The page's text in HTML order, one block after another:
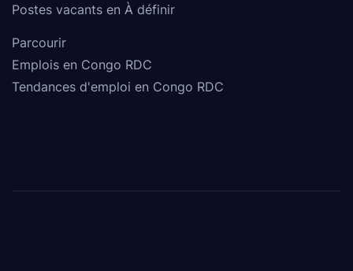
Postes vacants en À définir
Parcourir
Emplois en Congo RDC
Tendances d'emploi en Congo RDC